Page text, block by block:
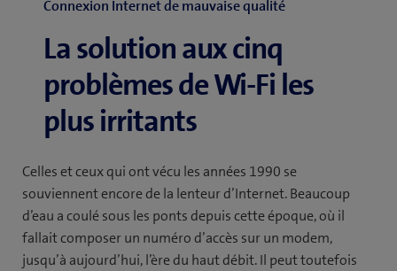
Connexion Internet de mauvaise qualité
La solution aux cinq
problèmes de Wi-Fi les
plus irritants
Celles et ceux qui ont vécu les années 1990 se
souviennent encore de la lenteur d’Internet. Beaucoup
d’eau a coulé sous les ponts depuis cette époque, où il
fallait composer un numéro d’accès sur un modem,
jusqu’à aujourd’hui, l’ère du haut débit. Il peut toutefois